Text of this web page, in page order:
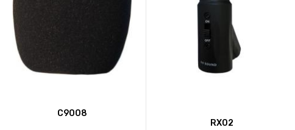
C9008
RX02